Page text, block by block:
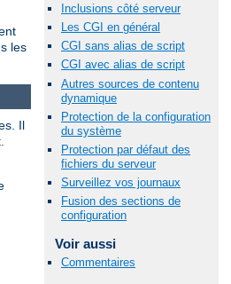
Inclusions côté serveur
Les CGI en général
CGI sans alias de script
CGI avec alias de script
Autres sources de contenu
dynamique
Protection de la configuration
du système
Protection par défaut des
fichiers du serveur
Surveillez vos journaux
Fusion des sections de
configuration
Voir aussi
Commentaires
les
Il